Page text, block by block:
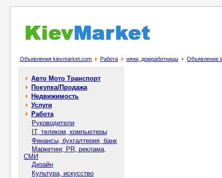
Объявления kievmarket.com Работа няни, домработницы Объявление
Авто Мото Транспорт
Покупка/Продажа
Недвижимость
Услуги
Работа
Руководители
IT, телеком, компьютеры
Финансы, бухгалтерия, банк
Маркетинг, PR, реклама,
СМИ
Дизайн
Культура, искусство